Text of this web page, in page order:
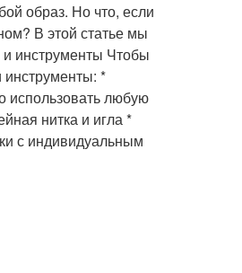
образ. Но что, если
В этой статье мы
инструменты Чтобы
*
использовать любую
нитка и игла *
с индивидуальным